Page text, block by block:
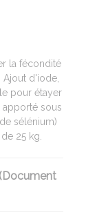
la fécondité
d'iode,
pour étayer
apporté sous
sélénium)
25 kg.